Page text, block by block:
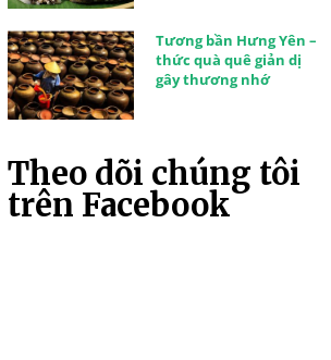
Tương bần Hưng Yên –
thức quà quê giản dị
gây thương nhớ
Theo dõi chúng tôi
trên Facebook